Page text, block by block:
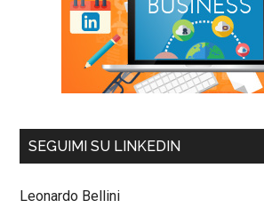
SEGUIMI SU LINKEDIN
Leonardo Bellini